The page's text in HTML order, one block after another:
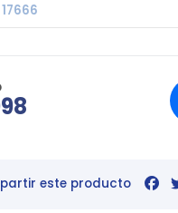
este producto